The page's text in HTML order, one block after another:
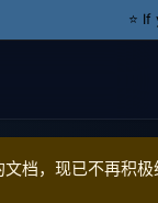
⭐️
文档，现已不再积